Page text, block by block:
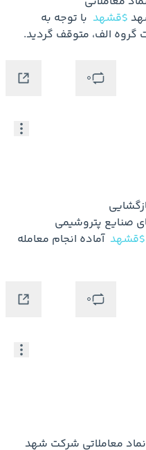
$قشهد
گروه الف، متوقف گردید.
0
$قشهد
0
نماد معاملاتی شرکت شهد